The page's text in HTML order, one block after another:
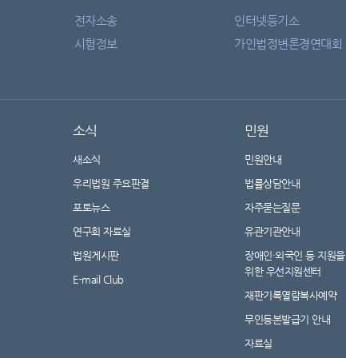
전자소송 인터넷등기소
시험정보 가인법정변론경연대회
소식
새소식
우리법원 주요판결
포토뉴스
연구회 자료실
법원게시판
E-mail Club
민원
민원안내
법률상담안내
자주묻는질문
유관기관안내
장애인·외국인 등 지원을
위한 우선지원센터
재판기록열람복사예약
무인등본발급기 안내
자료실